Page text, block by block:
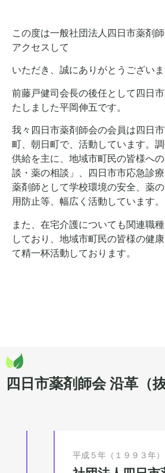
この度は一般社団法人四日市薬剤
アクセスして
いただき、誠にありがとうございま
前藤戸健司会長の後任として四日
たしました平岡伸五です。
我々四日市薬剤師会の会員は四日
町、朝日町で、活動しています。
供給を主に、地域市町民の皆様へ
談・薬の相談」、四日市市応急診
薬剤師として学校環境の安全、薬
用防止等、幅広く活動しています。
また、在宅介護についても関連職
しており、地域市町民の皆様の健
て精一杯活動しております。
四日市薬剤師会 沿革（抜
平成５年（１９９３年）